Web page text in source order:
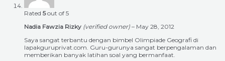
Rated 5out of 5
Nadia Fawzia Rizky (verified owner) – May 28, 2012
Saya sangat terbantu dengan bimbel Olimpiade Geografi di
lapakguruprivat.com. Guru-gurunya sangat berpengalaman dan
memberikan banyak latihan soal yang bermanfaat.